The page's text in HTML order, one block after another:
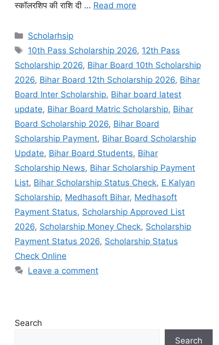
स्कॉलरशिप की राशि दी … Read more
Categories
Scholarhsip
Tags
10th Pass Scholarship 2026, 12th Pass
Scholarship 2026, Bihar Board 10th Scholarship
2026, Bihar Board 12th Scholarship 2026, Bihar
Board Inter Scholarship, Bihar board latest
update, Bihar Board Matric Scholarship, Bihar
Board Scholarship 2026, Bihar Board
Scholarship Payment, Bihar Board Scholarship
Update, Bihar Board Students, Bihar
Scholarship News, Bihar Scholarship Payment
List, Bihar Scholarship Status Check, E Kalyan
Scholarship, Medhasoft Bihar, Medhasoft
Payment Status, Scholarship Approved List
2026, Scholarship Money Check, Scholarship
Payment Status 2026, Scholarship Status
Check Online
Leave a comment
Search
Search